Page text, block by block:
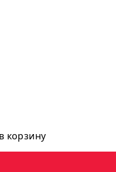
корзину